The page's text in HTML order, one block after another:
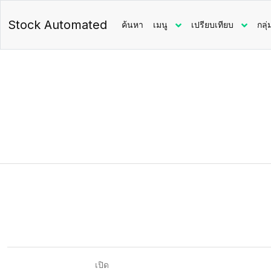
Stock Automated ค้นหา เมนู เปรียบเทียบ กลุ่
เปิด